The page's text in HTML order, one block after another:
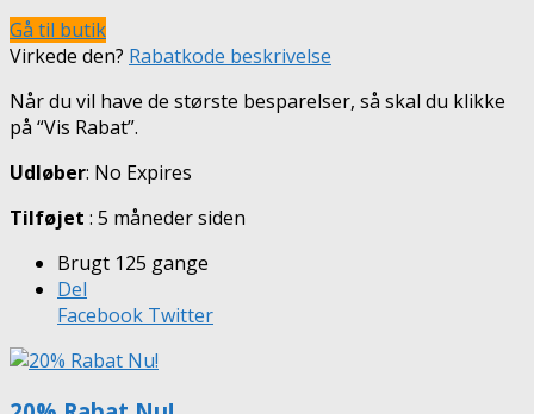
Gå til butik
Virkede den? Rabatkode beskrivelse
Når du vil have de største besparelser, så skal du klikke
på “Vis Rabat”.
Udløber: No Expires
Tilføjet : 5 måneder siden
Brugt 125 gange
Del
Facebook Twitter